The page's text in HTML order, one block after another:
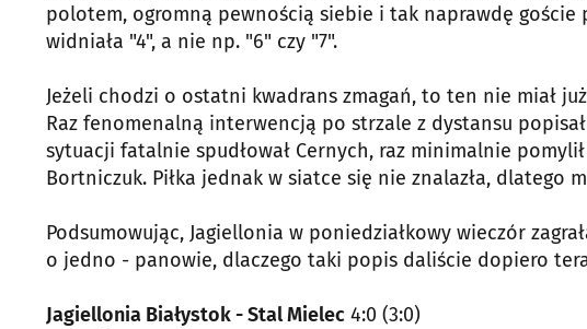
polotem, ogromną pewnością siebie i tak naprawdę
widniała "4", a nie np. "6" czy "7".
Jeżeli chodzi o ostatni kwadrans zmagań, to ten nie miał
Raz fenomenalną interwencją po strzale z dystansu
sytuacji fatalnie spudłował Cernych, raz minimalnie
Bortniczuk. Piłka jednak w siatce się nie znalazła, dlatego
Podsumowując, Jagiellonia w poniedziałkowy wieczór
o jedno - panowie, dlaczego taki popis daliście dopiero
Jagiellonia Białystok - Stal Mielec 4:0 (3:0)